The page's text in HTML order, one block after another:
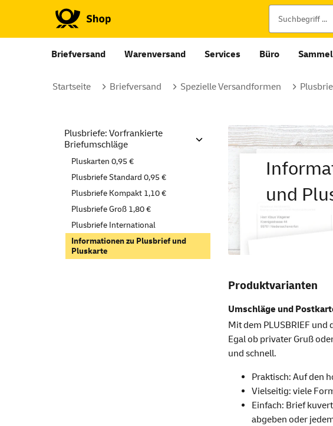
Briefversand Warenversand Services Büro
Startseite Briefversand Spezielle Versandformen
Plusbriefe: Vorfrankierte
Briefumschläge
Pluskarten 0,95 €
Plusbriefe Standard 0,95 €
Plusbriefe Kompakt 1,10 €
Plusbriefe Groß 1,80 €
Plusbriefe International
Informationen zu Plusbrief und
Pluskarte
und
Produktvarianten
Umschläge und
Mit dem PLUSBRIEF
Egal ob privater Gruß
und schnell.
Praktisch: Auf den
Vielseitig: viele
Einfach: Brief
abgeben oder